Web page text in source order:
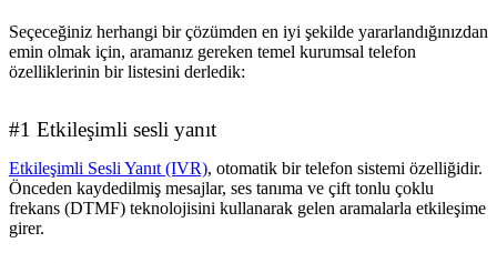
Seçeceğiniz herhangi bir çözümden en iyi şekilde yararlandığınızdan
emin olmak için, aramanız gereken temel kurumsal telefon
özelliklerinin bir listesini derledik:
#1 Etkileşimli sesli yanıt
Etkileşimli Sesli Yanıt (IVR), otomatik bir telefon sistemi özelliğidir.
Önceden kaydedilmiş mesajlar, ses tanıma ve çift tonlu çoklu
frekans (DTMF) teknolojisini kullanarak gelen aramalarla etkileşime
girer.